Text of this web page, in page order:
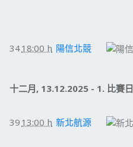
3418:00 h 陽信北競
十二月, 13.12.2025 - 1. 比賽日
39 13:00 h 新北航源